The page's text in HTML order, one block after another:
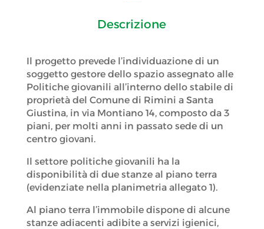
Descrizione
Il progetto prevede l’individuazione di un
soggetto gestore dello spazio assegnato alle
Politiche giovanili all’interno dello stabile di
proprietà del Comune di Rimini a Santa
Giustina, in via Montiano 14, composto da 3
piani, per molti anni in passato sede di un
centro giovani.
Il settore politiche giovanili ha la
disponibilità di due stanze al piano terra
(evidenziate nella planimetria allegato 1).
Al piano terra l’immobile dispone di alcune
stanze adiacenti adibite a servizi igienici,